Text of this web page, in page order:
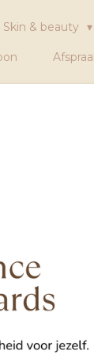
Skin & beauty